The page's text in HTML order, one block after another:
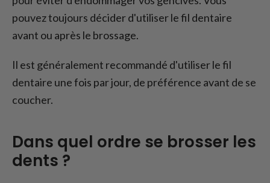
pouvez toujours décider d'utiliser le fil dentaire
avant ou après le brossage.
Il est généralement recommandé d'utiliser le fil
dentaire une fois par jour, de préférence avant de se
coucher.
Dans quel ordre se brosser les
dents ?